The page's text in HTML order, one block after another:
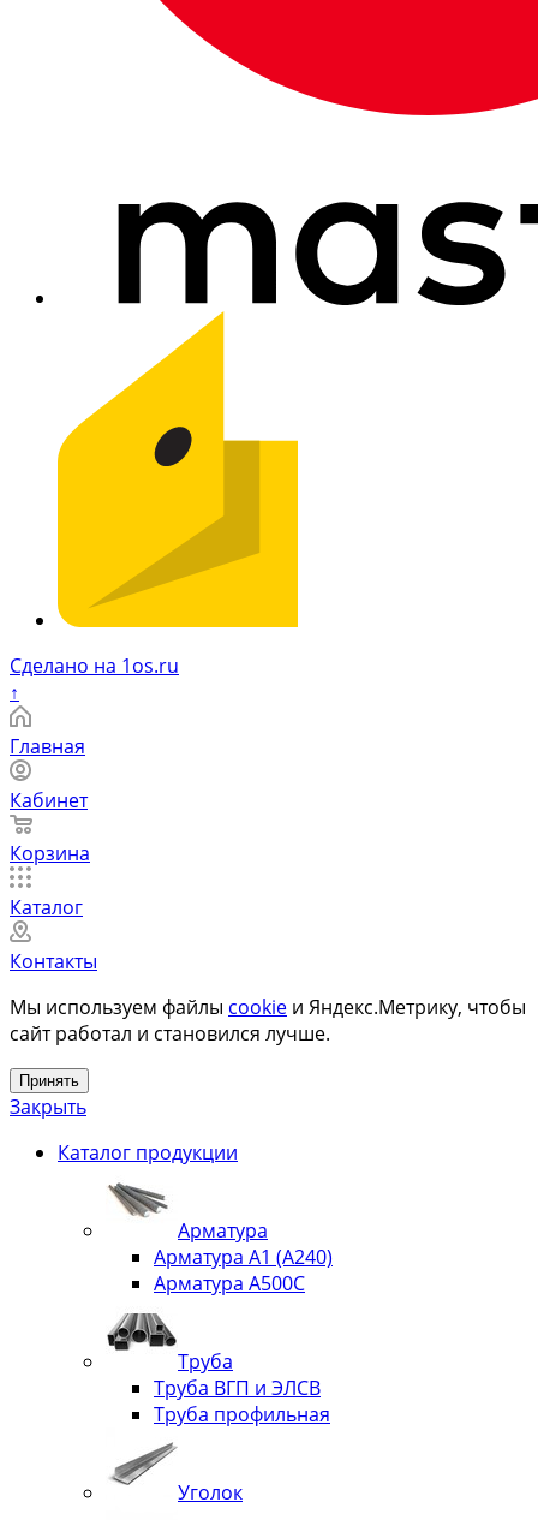
Сделано на 1os.ru
↑
Главная
Кабинет
Корзина
Каталог
Контакты
Мы используем файлы cookie и Яндекс.Метрику, чтобы
сайт работал и становился лучше.
Принять
Закрыть
Каталог продукции
Арматура
Арматура А1 (А240)
Арматура А500С
Труба
Труба ВГП и ЭЛСВ
Труба профильная
Уголок